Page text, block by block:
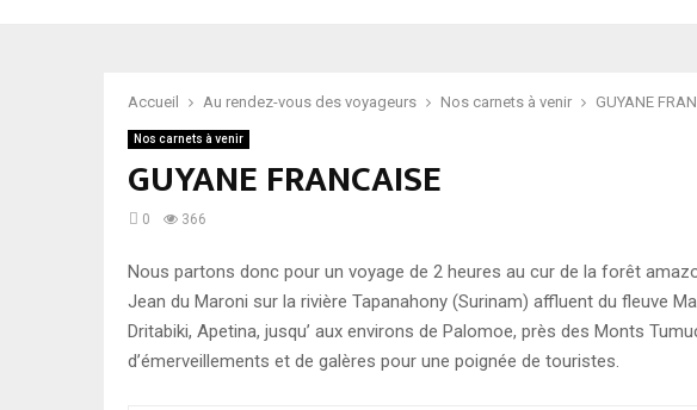
Accueil Au rendez-vous des voyageurs Nos carnets à venir GUYANE
Nos carnets à venir
GUYANE FRANCAISE
0 366
Nous partons donc pour un voyage de 2 heures au cur de la forêt
Jean du Maroni sur la rivière Tapanahony (Surinam) affluent du fleuve
Dritabiki, Apetina, jusqu’ aux environs de Palomoe, près des Monts
d’émerveillements et de galères pour une poignée de touristes.